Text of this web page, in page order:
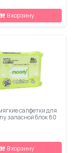
В корзину
салфетки для
запасной блок 80
В корзину